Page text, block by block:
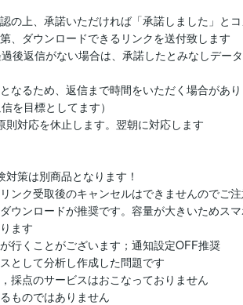
の上、承諾いただければ「承諾しました」とコ
、ダウンロードできるリンクを送付致します
後返信がない場合は、承諾したとみなしデー
なるため、返信まで時間をいただく場合があ
を目標としてます）
則対応を休止します。翌朝に対応します
対策は別商品となります！
ンク受取後のキャンセルはできませんのでご注
ウンロードが推奨です。容量が大きいためス
ます
行くことがございます；通知設定OFF推奨
として分析し作成した問題です
採点のサービスはおこなっておりません
ものではありません